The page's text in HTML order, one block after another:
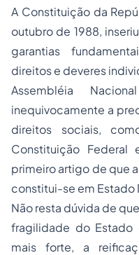
A Constituição da
outubro de 1988,
garantias
direitos e deveres
Assembléia
inequivocamente a
direitos sociais,
Constituição
primeiro artigo de que
constitui-se em
Não resta dúvida de
fragilidade do
mais forte, a